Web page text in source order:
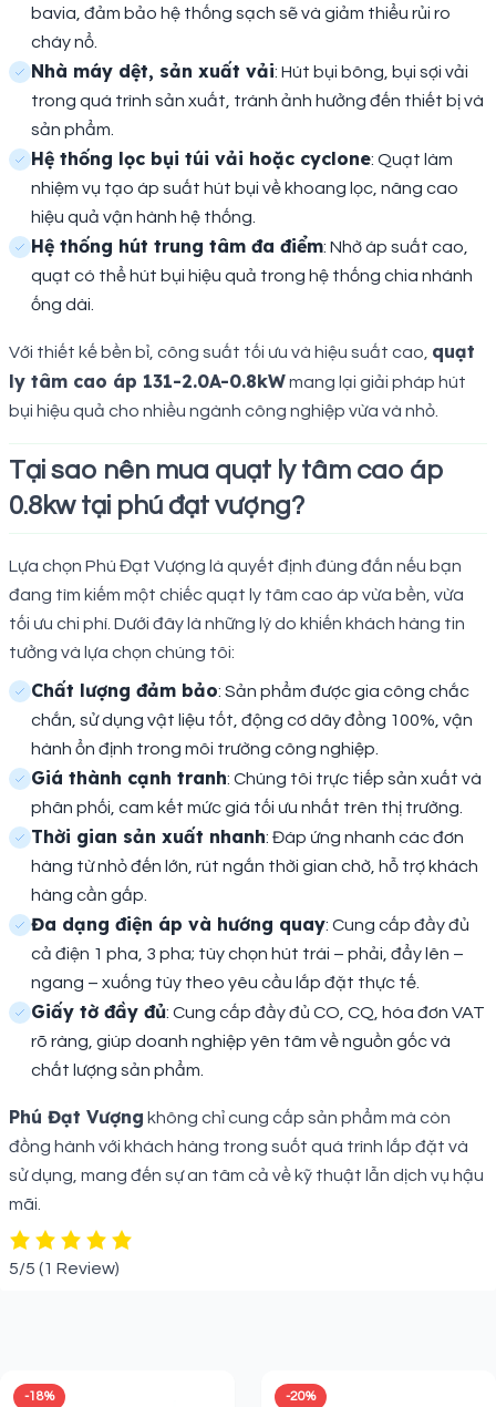
bavia, đảm bảo hệ thống sạch sẽ và giảm thiểu rủi ro
cháy nổ.
Nhà máy dệt, sản xuất vải: Hút bụi bông, bụi sợi vải
trong quá trình sản xuất, tránh ảnh hưởng đến thiết bị và
sản phẩm.
Hệ thống lọc bụi túi vải hoặc cyclone: Quạt làm
nhiệm vụ tạo áp suất hút bụi về khoang lọc, nâng cao
hiệu quả vận hành hệ thống.
Hệ thống hút trung tâm đa điểm: Nhờ áp suất cao,
quạt có thể hút bụi hiệu quả trong hệ thống chia nhánh
ống dài.
Với thiết kế bền bỉ, công suất tối ưu và hiệu suất cao, quạt
ly tâm cao áp 131-2.0A-0.8kWmang lại giải pháp hút
bụi hiệu quả cho nhiều ngành công nghiệp vừa và nhỏ.
Tại sao nên mua quạt ly tâm cao áp
0.8kw tại phú đạt vượng?
Lựa chọn Phú Đạt Vượng là quyết định đúng đắn nếu bạn
đang tìm kiếm một chiếc quạt ly tâm cao áp vừa bền, vừa
tối ưu chi phí. Dưới đây là những lý do khiến khách hàng tin
tưởng và lựa chọn chúng tôi:
Chất lượng đảm bảo: Sản phẩm được gia công chắc
chắn, sử dụng vật liệu tốt, động cơ dây đồng 100%, vận
hành ổn định trong môi trường công nghiệp.
Giá thành cạnh tranh: Chúng tôi trực tiếp sản xuất và
phân phối, cam kết mức giá tối ưu nhất trên thị trường.
Thời gian sản xuất nhanh: Đáp ứng nhanh các đơn
hàng từ nhỏ đến lớn, rút ngắn thời gian chờ, hỗ trợ khách
hàng cần gấp.
Đa dạng điện áp và hướng quay: Cung cấp đầy đủ
cả điện 1 pha, 3 pha; tùy chọn hút trái – phải, đẩy lên –
ngang – xuống tùy theo yêu cầu lắp đặt thực tế.
Giấy tờ đầy đủ: Cung cấp đầy đủ CO, CQ, hóa đơn VAT
rõ ràng, giúp doanh nghiệp yên tâm về nguồn gốc và
chất lượng sản phẩm.
Phú Đạt Vượng không chỉ cung cấp sản phẩm mà còn
đồng hành với khách hàng trong suốt quá trình lắp đặt và
sử dụng, mang đến sự an tâm cả về kỹ thuật lẫn dịch vụ hậu
mãi.
5/5 (1 Review)
-18% -20%